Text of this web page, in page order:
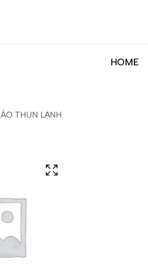
HOME
ÁO THUN LẠNH